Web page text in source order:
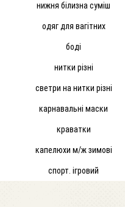
нижня білизна суміш
одяг для вагітних
боді
нитки різні
светри на нитки різні
карнавальні маски
краватки
капелюхи м/ж зимові
спорт. ігровий